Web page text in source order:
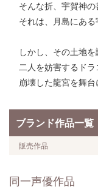
そんな折、宇賀神
それは、月島にある
しかし、その土地を
二人を妨害するドラ
崩壊した龍宮を舞
ブランド作品一覧
販売作品
同一声優作品